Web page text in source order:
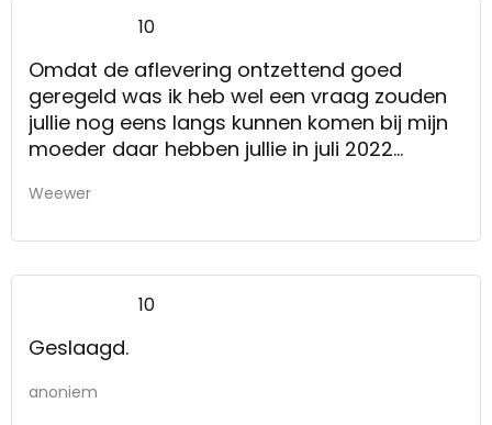
10
Omdat de aflevering ontzettend goed
geregeld was ik heb wel een vraag zouden
jullie nog eens langs kunnen komen bij mijn
moeder daar hebben jullie in juli 2022
nu sluiten de deuren van het dressoir niet
Weewer
10
Geslaagd.
anoniem